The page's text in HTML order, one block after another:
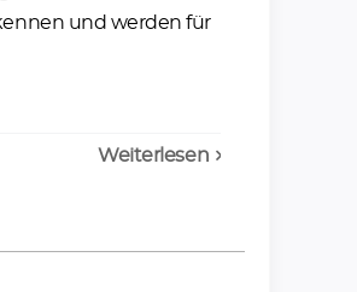
und werden für
Weiterlesen